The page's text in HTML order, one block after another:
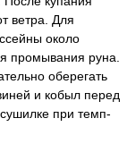
ветра. Для
около
промывания руна.
оберегать
и кобыл перед
при темп-